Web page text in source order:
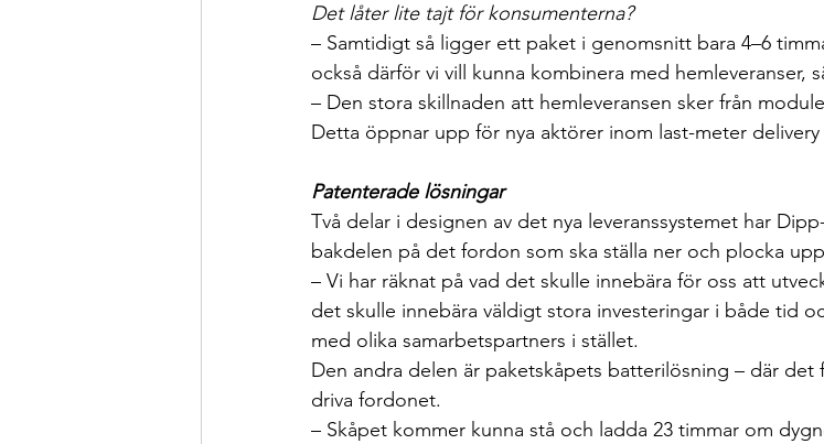
Det låter lite tajt för konsumenterna?
– Samtidigt så ligger ett paket i genomsnitt bara 4–6
också därför vi vill kunna kombinera med hemleveranser,
– Den stora skillnaden att hemleveransen sker från
Detta öppnar upp för nya aktörer inom last-meter
Patenterade lösningar
Två delar i designen av det nya leveranssystemet har
bakdelen på det fordon som ska ställa ner och plocka
– Vi har räknat på vad det skulle innebära för oss att
det skulle innebära väldigt stora investeringar i både tid
med olika samarbetspartners i stället.
Den andra delen är paketskåpets batterilösning – där
driva fordonet.
– Skåpet kommer kunna stå och ladda 23 timmar om